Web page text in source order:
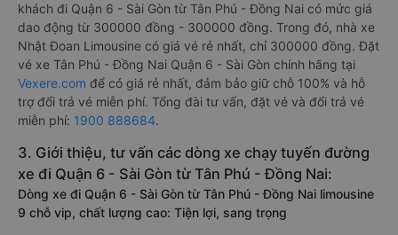
khách đi Quận 6 - Sài Gòn từ Tân Phú - Đồng Nai có mức giá
dao động từ 300000 đồng - 300000 đồng. Trong đó, nhà xe
Nhật Đoan Limousine có giá vé rẻ nhất, chỉ 300000 đồng. Đặt
vé xe Tân Phú - Đồng Nai Quận 6 - Sài Gòn chính hãng tại
Vexere.com để có giá rẻ nhất, đảm bảo giữ chỗ 100% và hỗ
trợ đổi trả vé miễn phí. Tổng đài tư vấn, đặt vé và đổi trả vé
miễn phí: 1900 888684.
3. Giới thiệu, tư vấn các dòng xe chạy tuyến đường
xe đi Quận 6 - Sài Gòn từ Tân Phú - Đồng Nai:
Dòng xe đi Quận 6 - Sài Gòn từ Tân Phú - Đồng Nai limousine
9 chỗ vip, chất lượng cao: Tiện lợi, sang trọng